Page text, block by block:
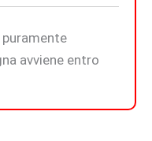
avviene entro